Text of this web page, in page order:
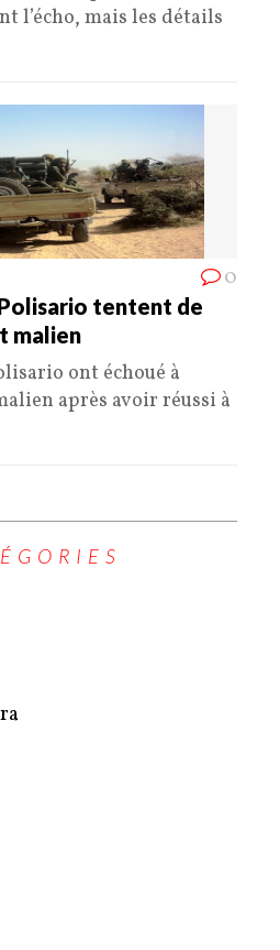
l’écho, mais les détails
0
tentent de
malien
ont échoué à
après avoir réussi à